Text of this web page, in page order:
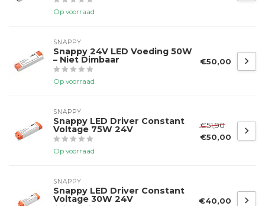
Op voorraad
SNAPPY
Snappy 24V LED Voeding 50W
– Niet Dimbaar
Op voorraad
€50,00
SNAPPY
Snappy LED Driver Constant
Voltage 75W 24V
Op voorraad
€51,90
€50,00
SNAPPY
Snappy LED Driver Constant
Voltage 30W 24V €40,00